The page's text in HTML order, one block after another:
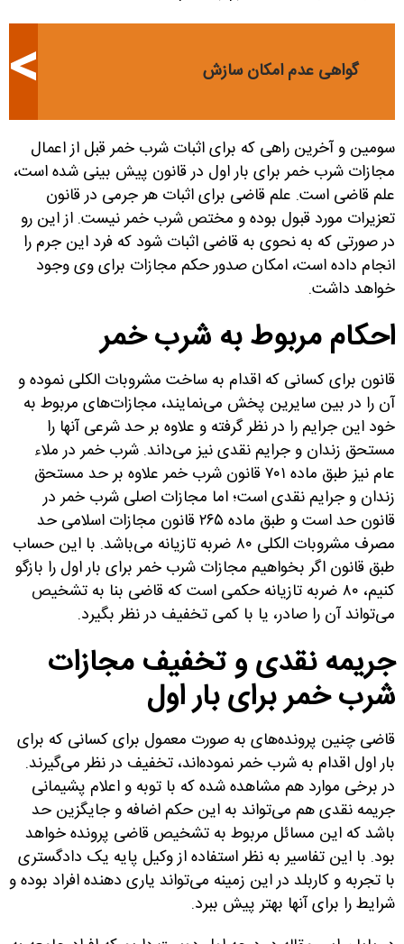
گواهی عدم امکان سازش
سومین و آخرین راهی که برای اثبات شرب خمر قبل از اعمال
مجازات شرب خمر برای بار اول در قانون پیش بینی شده است،
علم قاضی است. علم قاضی برای اثبات هر جرمی در قانون
تعزیرات مورد قبول بوده و مختص شرب خمر نیست. از این رو
در صورتی که به نحوی به قاضی اثبات شود که فرد این جرم را
انجام داده است، امکان صدور حکم مجازات برای وی وجود
خواهد داشت.
احکام مربوط به شرب خمر
قانون برای کسانی که اقدام به ساخت مشروبات الکلی نموده و
آن را در بین سایرین پخش می‌نمایند، مجازات‌های مربوط به
خود این جرایم را در نظر گرفته و علاوه بر حد شرعی آنها را
مستحق زندان و جرایم نقدی نیز می‌داند. شرب خمر در ملاء
عام نیز طبق ماده ۷۰۱ قانون شرب خمر علاوه بر حد مستحق
زندان و جرایم نقدی است؛ اما مجازات اصلی شرب خمر در
قانون حد است و طبق ماده ۲۶۵ قانون مجازات اسلامی حد
مصرف مشروبات الکلی ۸۰ ضربه تازیانه می‌باشد. با این حساب
طبق قانون اگر بخواهیم مجازات شرب خمر برای بار اول را بازگو
کنیم، ۸۰ ضربه تازیانه حکمی است که قاضی بنا به تشخیص
می‌تواند آن را صادر، یا با کمی تخفیف در نظر بگیرد.
جریمه نقدی و تخفیف مجازات
شرب خمر برای بار اول
قاضی چنین پرونده‌های به صورت معمول برای کسانی که برای
بار اول اقدام به شرب خمر نموده‌اند، تخفیف در نظر می‌گیرند.
در برخی موارد هم مشاهده شده که با توبه و اعلام پشیمانی
جریمه نقدی هم می‌تواند به این حکم اضافه و جایگزین حد
باشد که این مسائل مربوط به تشخیص قاضی پرونده خواهد
بود. با این تفاسیر به نظر استفاده از وکیل پایه یک دادگستری
با تجربه و کاربلد در این زمینه می‌تواند یاری دهنده افراد بوده و
شرایط را برای آنها بهتر پیش ببرد.